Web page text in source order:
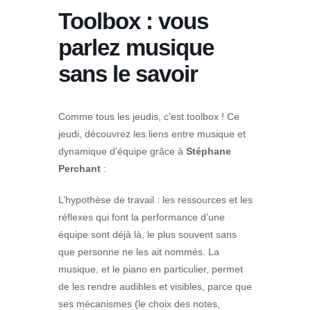
Toolbox : vous
parlez musique
sans le savoir
Comme tous les jeudis, c’est toolbox ! Ce
jeudi, découvrez les liens entre musique et
dynamique d’équipe grâce à Stéphane
Perchant :
L’hypothèse de travail : les ressources et les
réflexes qui font la performance d’une
équipe sont déjà là, le plus souvent sans
que personne ne les ait nommés. La
musique, et le piano en particulier, permet
de les rendre audibles et visibles, parce que
ses mécanismes (le choix des notes,